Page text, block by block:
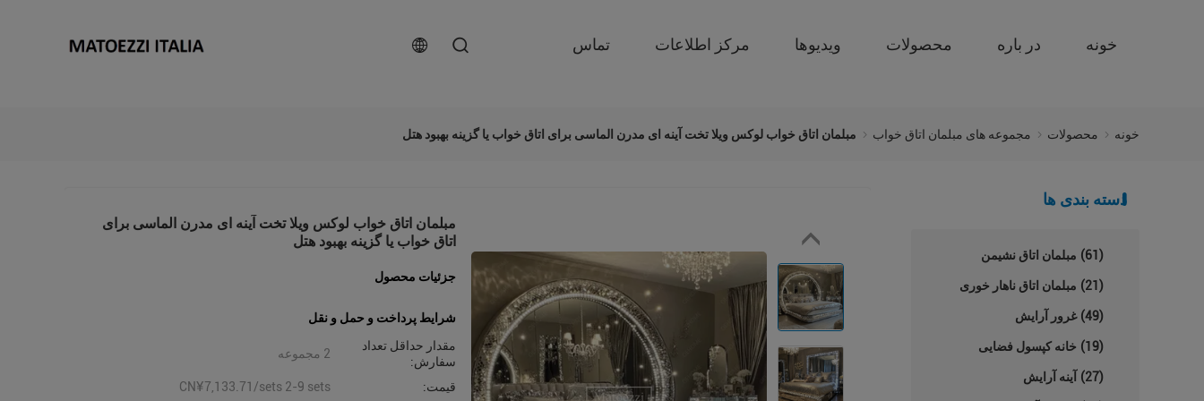
خونه در باره محصولات ویدیوها مرکز اطلاعات تماس
خونه محصولات مجموعه های مبلمان اتاق خواب مبلمان اتاق خواب لوکس ویلا تخت آینه ای مدرن الماسی برای اتاق خواب یا گزینه بهبود هتل
دسته بندی ها
مبلمان اتاق نشیمن (61)
مبلمان اتاق ناهار خوری (21)
غرور آرایش (49)
خانه کپسول فضایی (19)
آینه آرایش (27)
مبلمان اتاق خواب لوکس ویلا تخت آینه ای مدرن الماسی برای
اتاق خواب یا گزینه بهبود هتل
جزئیات محصول
شرایط پرداخت و حمل و نقل
مقدار حداقل تعداد
سفارش:
2 مجموعه
قیمت: CN¥7,133.71/sets 2-9 sets